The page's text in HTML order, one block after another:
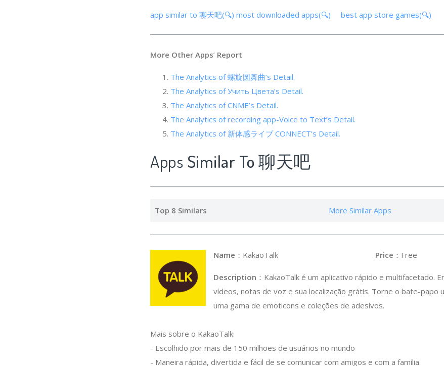
app similar to 聊天吧(🔍) most downloaded apps(🔍) best app store games(🔍)
More Other Apps’ Report
The Analytics of 螺旋圆舞曲’s Detail.
The Analytics of Учить Цвета’s Detail.
The Analytics of CNME’s Detail.
The Analytics of recording app-Voice to Text’s Detail.
The Analytics of 新体感ライブ CONNECT’s Detail.
Apps Similar To 聊天吧
Top 8 Similars More Similar Apps
Name ：KakaoTalk Price ：Free
Description ：KakaoTalk é um aplicativo rápido e multifacetado.
vídeos, notas de voz e sua localização grátis. Torne o bate-papo
uma gama de emoticons e coleções de adesivos.
Mais sobre o KakaoTalk:
- Escolhido por mais de 150 milhões de usuários no mundo
- Maneira rápida, divertida e fácil de se comunicar com amigos e com a família